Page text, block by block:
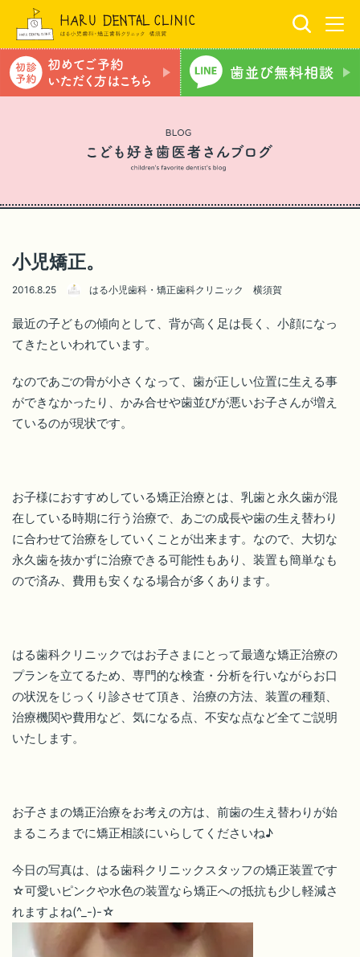
小児矯正。
2016.8.25 はる小児歯科・矯正歯科クリニック 横須賀
最近の子どもの傾向として、背が高く足は長く、小顔になっ
てきたといわれています。
なのであごの骨が小さくなって、歯が正しい位置に生える事
ができなかったり、かみ合せや歯並びが悪いお子さんが増え
ているのが現状です。
お子様におすすめしている矯正治療とは、乳歯と永久歯が混
在している時期に行う治療で、あごの成長や歯の生え替わり
に合わせて治療をしていくことが出来ます。なので、大切な
永久歯を抜かずに治療できる可能性もあり、装置も簡単なも
ので済み、費用も安くなる場合が多くあります。
はる歯科クリニックではお子さまにとって最適な矯正治療の
プランを立てるため、専門的な検査・分析を行いながらお口
の状況をじっくり診させて頂き、治療の方法、装置の種類、
治療機関や費用など、気になる点、不安な点など全てご説明
いたします。
お子さまの矯正治療をお考えの方は、前歯の生え替わりが始
まるころまでに矯正相談にいらしてくださいね♪
今日の写真は、はる歯科クリニックスタッフの矯正装置です
☆可愛いピンクや水色の装置なら矯正への抵抗も少し軽減さ
れますよね(^_-)-☆